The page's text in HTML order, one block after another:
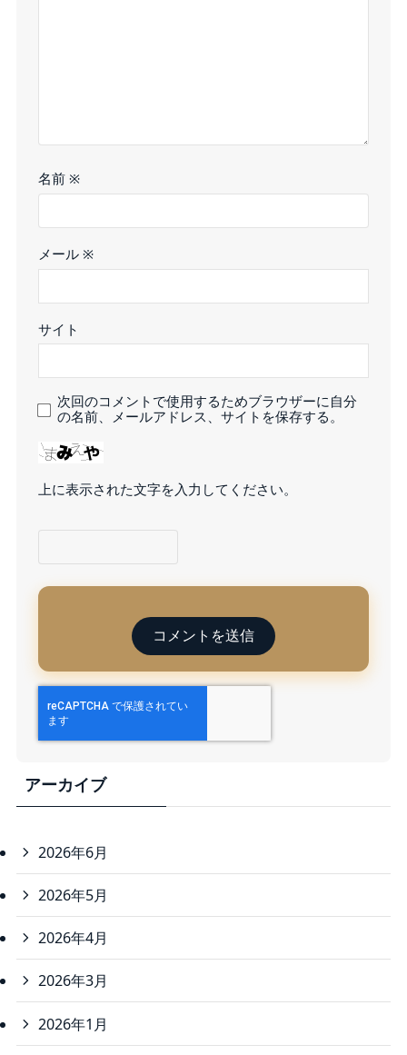
名前※
メール※
サイト
次回のコメントで使用するためブラウザーに自分
の名前、メールアドレス、サイトを保存する。
上に表示された文字を入力してください。
アーカイブ
2026年6月
2026年5月
2026年4月
2026年3月
2026年1月